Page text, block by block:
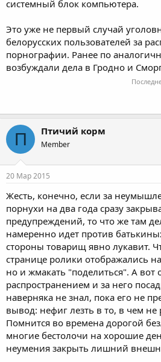
системный блок компьютера.
Это уже не первый случай
белорусских пользователей за
порнографии. Ранее по
возбуждали дела в Гродно и
П Птичий корм
Member
20 Мар 2015
Жесть, конечно, если за
порнухи на два года сразу
предупреждений, то что же там
намеренно идет против
стороны товарищ явно лукавит.
странице ролики отображались
но и жмакать "поделиться". А вот
распространением и за него
наверняка не знал, пока его не
вывод: нефиг лезть в то, в чем не
Помнится во времена дорогой
многие бестолочи на хорошие
неумения закрыть лишний